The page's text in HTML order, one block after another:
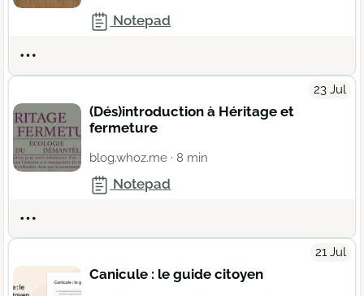
Notepad
23 Jul
(Dés)introduction à Héritage et
fermeture
blog.whoz.me · 8 min
Notepad
21 Jul
Canicule : le guide citoyen